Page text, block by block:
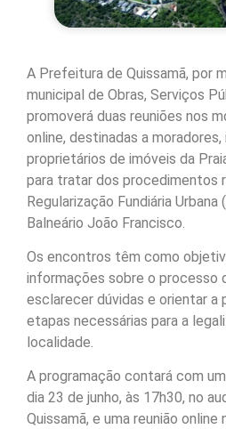
A Prefeitura de Quissamã, por
municipal de Obras, Serviços
promoverá duas reuniões nos
online, destinadas a
proprietários de imóveis da
para tratar dos procedimentos
Regularização Fundiária Urbana
Balneário João Francisco.
Os encontros têm como
informações sobre o processo
esclarecer dúvidas e orientar a
etapas necessárias para a
localidade.
A programação contará com
dia 23 de junho, às 17h30, no
Quissamã, e uma reunião online